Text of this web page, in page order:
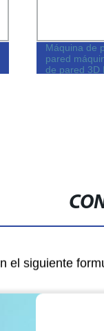
Máquina de
pared
de pared 3D
el siguiente